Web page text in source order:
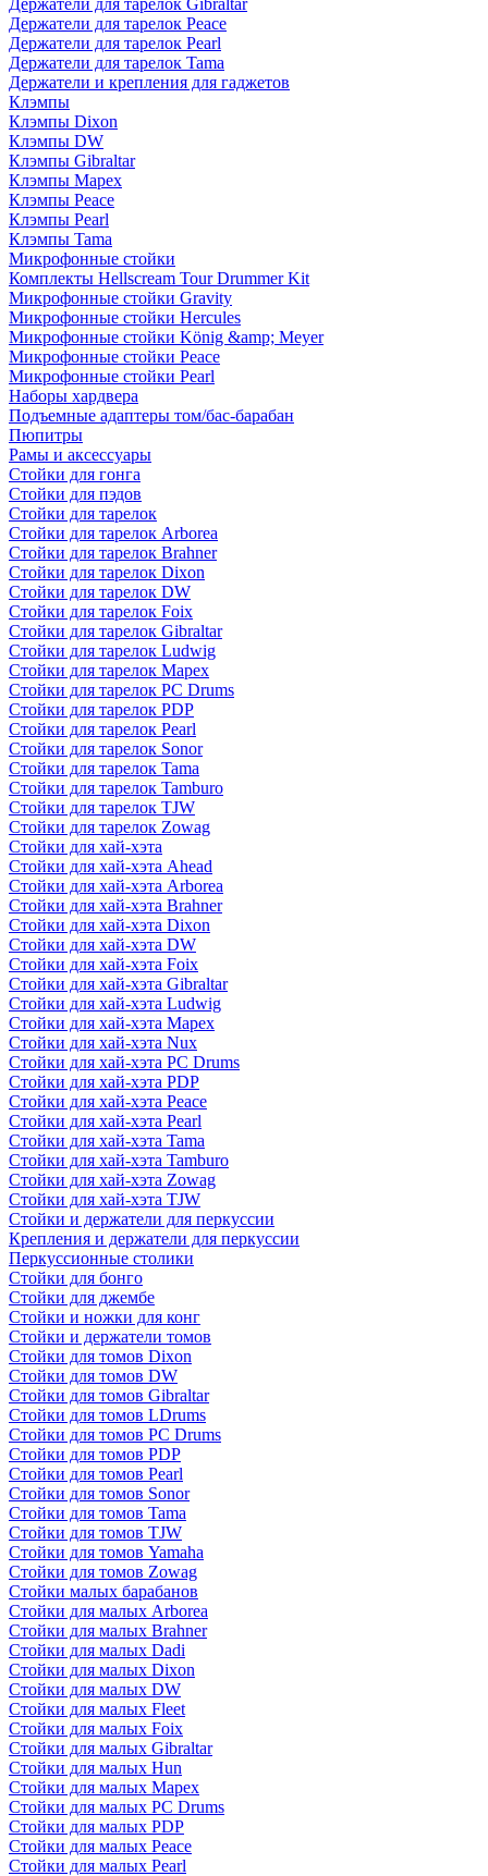
Держатели для тарелок Gibraltar
Держатели для тарелок Peace
Держатели для тарелок Pearl
Держатели для тарелок Tama
Держатели и крепления для гаджетов
Клэмпы
Клэмпы Dixon
Клэмпы DW
Клэмпы Gibraltar
Клэмпы Mapex
Клэмпы Peace
Клэмпы Pearl
Клэмпы Tama
Микрофонные стойки
Комплекты Hellscream Tour Drummer Kit
Микрофонные стойки Gravity
Микрофонные стойки Hercules
Микрофонные стойки König &amp; Meyer
Микрофонные стойки Peace
Микрофонные стойки Pearl
Наборы хардвера
Подъемные адаптеры том/бас-барабан
Пюпитры
Рамы и аксессуары
Стойки для гонга
Стойки для пэдов
Стойки для тарелок
Стойки для тарелок Arborea
Стойки для тарелок Brahner
Стойки для тарелок Dixon
Стойки для тарелок DW
Стойки для тарелок Foix
Стойки для тарелок Gibraltar
Стойки для тарелок Ludwig
Стойки для тарелок Mapex
Стойки для тарелок PC Drums
Стойки для тарелок PDP
Стойки для тарелок Pearl
Стойки для тарелок Sonor
Стойки для тарелок Tama
Стойки для тарелок Tamburo
Стойки для тарелок TJW
Стойки для тарелок Zowag
Стойки для хай-хэта
Стойки для хай-хэта Ahead
Стойки для хай-хэта Arborea
Стойки для хай-хэта Brahner
Стойки для хай-хэта Dixon
Стойки для хай-хэта DW
Стойки для хай-хэта Foix
Стойки для хай-хэта Gibraltar
Стойки для хай-хэта Ludwig
Стойки для хай-хэта Mapex
Стойки для хай-хэта Nux
Стойки для хай-хэта PC Drums
Стойки для хай-хэта PDP
Стойки для хай-хэта Peace
Стойки для хай-хэта Pearl
Стойки для хай-хэта Tama
Стойки для хай-хэта Tamburo
Стойки для хай-хэта Zowag
Стойки для хай-хэта TJW
Стойки и держатели для перкуссии
Крепления и держатели для перкуссии
Перкуссионные столики
Стойки для бонго
Стойки для джембе
Стойки и ножки для конг
Стойки и держатели томов
Стойки для томов Dixon
Стойки для томов DW
Стойки для томов Gibraltar
Стойки для томов LDrums
Стойки для томов PC Drums
Стойки для томов PDP
Стойки для томов Pearl
Стойки для томов Sonor
Стойки для томов Tama
Стойки для томов TJW
Стойки для томов Yamaha
Стойки для томов Zowag
Стойки малых барабанов
Стойки для малых Arborea
Стойки для малых Brahner
Стойки для малых Dadi
Стойки для малых Dixon
Стойки для малых DW
Стойки для малых Fleet
Стойки для малых Foix
Стойки для малых Gibraltar
Стойки для малых Hun
Стойки для малых Mapex
Стойки для малых PC Drums
Стойки для малых PDP
Стойки для малых Peace
Стойки для малых Pearl